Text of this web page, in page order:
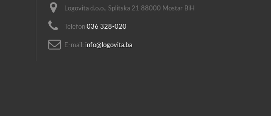
Logovita d.o.o., Splitska 21 88000 Mostar BiH
Telefon 036 328-020
E-mail: info@logovita.ba